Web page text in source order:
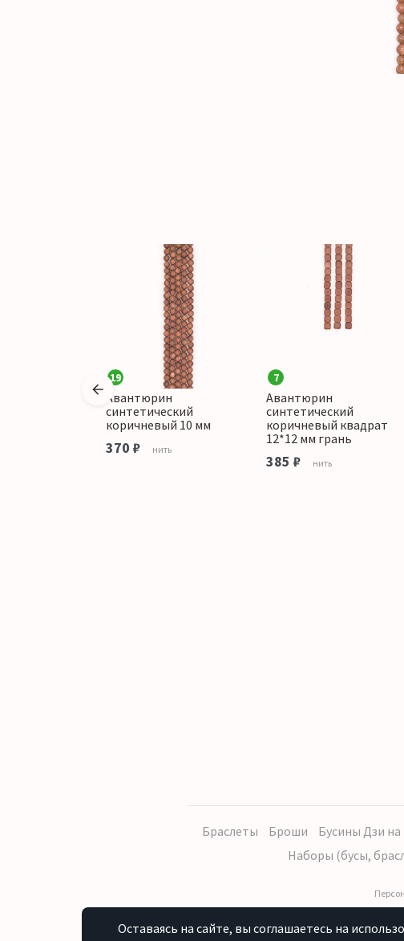
19
Авантюрин
синтетический
коричневый 10 мм
370 ₽ нить
7
Авантюрин
синтетический
коричневый квадрат
12*12 мм грань
385 ₽ нить
Браслеты Броши Бусины Дзи на
Наборы (бусы,
Оставаясь на сайте, вы соглашаетесь на